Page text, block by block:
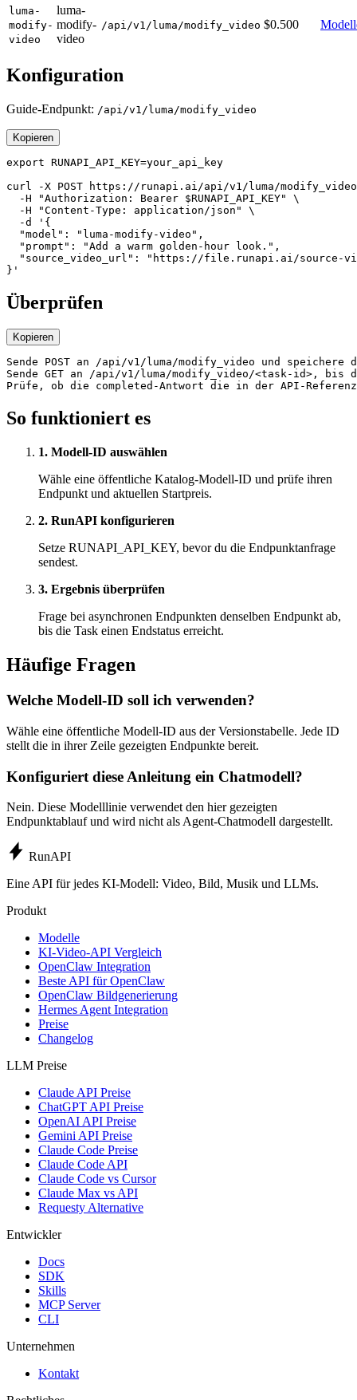
luma-
modify-
video
luma-
modify-
video
/api/v1/luma/modify_video $0.500
Konfiguration
Guide-Endpunkt: /api/v1/luma/modify_video
Kopieren
export RUNAPI_API_KEY=your_api_key
curl -X POST https://runapi.ai/api/v1/luma/
  -H "Authorization: Bearer $RUNAPI_API_KEY" \
  -H "Content-Type: application/json" \
  -d '{
  "model": "luma-modify-video",
  "prompt": "Add a warm golden-hour look.",
"source_video_url": "https://file.runapi.ai/source-
}'
Überprüfen
Kopieren
Sende POST an /api/v1/luma/modify_video und speichere
Sende GET an /api/v1/luma/modify_video/<task-id>,
Prüfe, ob die completed-Antwort die in der API-
So funktioniert es
1. Modell-ID auswählen
Wähle eine öffentliche Katalog-Modell-ID und prüfe ihren
Endpunkt und aktuellen Startpreis.
2. RunAPI konfigurieren
Setze RUNAPI_API_KEY, bevor du die Endpunktanfrage
sendest.
3. Ergebnis überprüfen
Frage bei asynchronen Endpunkten denselben Endpunkt ab,
bis die Task einen Endstatus erreicht.
Häufige Fragen
Welche Modell-ID soll ich verwenden?
Wähle eine öffentliche Modell-ID aus der Versionstabelle. Jede ID
stellt die in ihrer Zeile gezeigten Endpunkte bereit.
Konfiguriert diese Anleitung ein Chatmodell?
Nein. Diese Modelllinie verwendet den hier gezeigten
Endpunktablauf und wird nicht als Agent-Chatmodell dargestellt.
RunAPI
Eine API für jedes KI-Modell: Video, Bild, Musik und LLMs.
Produkt
Modelle
KI-Video-API Vergleich
OpenClaw Integration
Beste API für OpenClaw
OpenClaw Bildgenerierung
Hermes Agent Integration
Preise
Changelog
LLM Preise
Claude API Preise
ChatGPT API Preise
OpenAI API Preise
Gemini API Preise
Claude Code Preise
Claude Code API
Claude Code vs Cursor
Claude Max vs API
Requesty Alternative
Entwickler
Docs
SDK
Skills
MCP Server
CLI
Unternehmen
Kontakt